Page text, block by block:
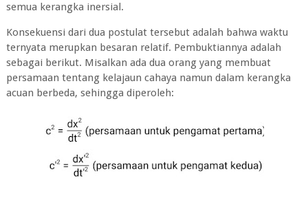
semua kerangka inersial.
Konsekuensi dari dua postulat tersebut adalah bahwa waktu
ternyata merupkan besaran relatif. Pembuktiannya adalah
sebagai berikut. Misalkan ada dua orang yang membuat
persamaan tentang kelajaun cahaya namun dalam kerangka
acuan berbeda, sehingga diperoleh: